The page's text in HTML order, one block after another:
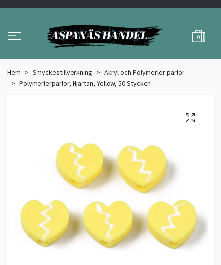
0
Hem Smyckestillverkning
Akryl och Polymerler pärlor
Polymerlerpärlor, Hjärtan, Yellow, 50 Stycken